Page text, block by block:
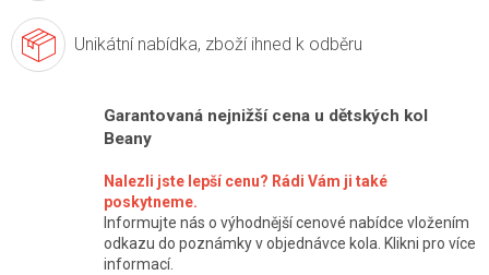
Unikátní nabídka, zboží ihned k odběru
Garantovaná nejnižší cena u dětských kol
Beany
Nalezli jste lepší cenu? Rádi Vám ji také
poskytneme.
Informujte nás o výhodnější cenové nabídce vložením
odkazu do poznámky v objednávce kola. Klikni pro více
informací.